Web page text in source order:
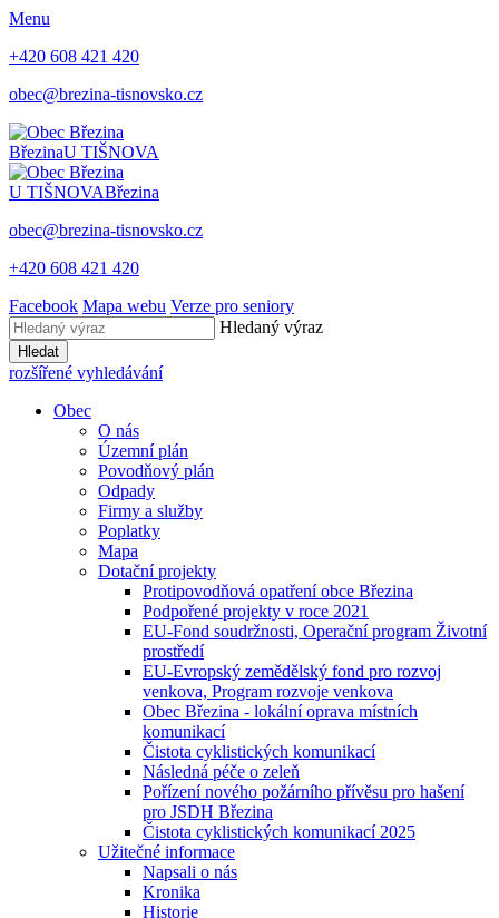
Menu
+420 608 421 420
obec@brezina-tisnovsko.cz
BřezinaU TIŠNOVA
U TIŠNOVABřezina
obec@brezina-tisnovsko.cz
+420 608 421 420
Facebook Mapa webu Verze pro seniory
Hledaný výraz
Hledat
rozšířené vyhledávání
Obec
O nás
Územní plán
Povodňový plán
Odpady
Firmy a služby
Poplatky
Mapa
Dotační projekty
Protipovodňová opatření obce Březina
Podpořené projekty v roce 2021
EU-Fond soudržnosti, Operační program Životní
prostředí
EU-Evropský zemědělský fond pro rozvoj
venkova, Program rozvoje venkova
Obec Březina - lokální oprava místních
komunikací
Čistota cyklistických komunikací
Následná péče o zeleň
Pořízení nového požárního přívěsu pro hašení
pro JSDH Březina
Čistota cyklistických komunikací 2025
Užitečné informace
Napsali o nás
Kronika
Historie